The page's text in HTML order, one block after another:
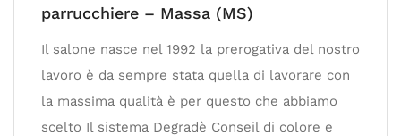
parrucchiere – Massa (MS)
Il salone nasce nel 1992 la prerogativa del nostro
lavoro è da sempre stata quella di lavorare con
la massima qualità è per questo che abbiamo
scelto Il sistema Degradè Conseil di colore e